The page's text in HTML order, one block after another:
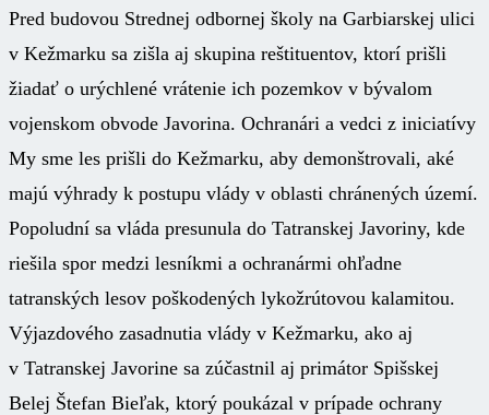
Pred budovou Strednej odbornej školy na Garbiarskej ulici
v Kežmarku sa zišla aj skupina reštituentov, ktorí prišli
žiadať o urýchlené vrátenie ich pozemkov v bývalom
vojenskom obvode Javorina. Ochranári a vedci z iniciatívy
My sme les prišli do Kežmarku, aby demonštrovali, aké
majú výhrady k postupu vlády v oblasti chránených území.
Popoludní sa vláda presunula do Tatranskej Javoriny, kde
riešila spor medzi lesníkmi a ochranármi ohľadne
tatranských lesov poškodených lykožrútovou kalamitou.
Výjazdového zasadnutia vlády v Kežmarku, ako aj
v Tatranskej Javorine sa zúčastnil aj primátor Spišskej
Belej Štefan Bieľak, ktorý poukázal v prípade ochrany